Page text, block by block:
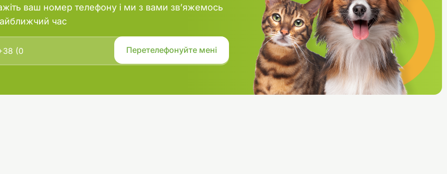
ваш номер телефону і ми з вами зв’яжемось
час